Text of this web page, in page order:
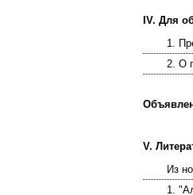
IV. Для
1.
2. О
V.
Из
1.